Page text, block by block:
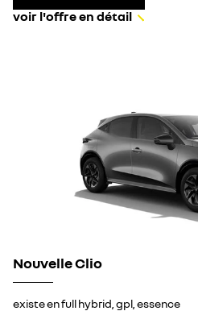
voir l'offre en détail
Nouvelle Clio
existe en full hybrid, gpl, essence